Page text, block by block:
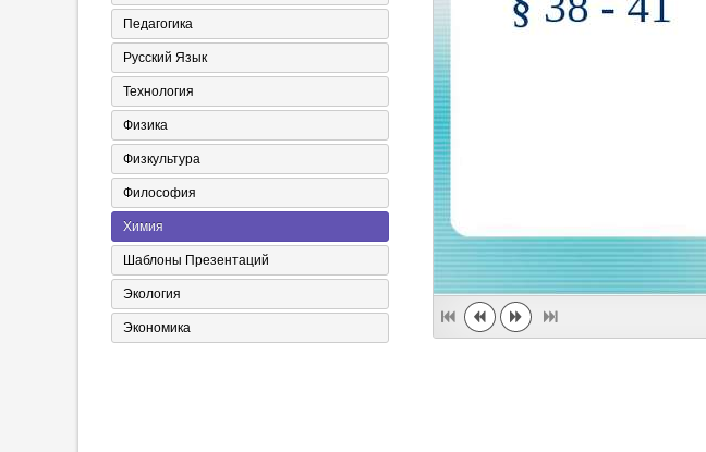
Педагогика
Русский Язык
Технология
Физика
Физкультура
Философия
Химия
Шаблоны Презентаций
Экология
Экономика